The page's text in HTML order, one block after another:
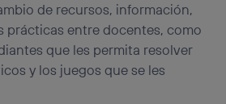
de recursos, información,
prácticas entre docentes, como
que les permita resolver
y los juegos que se les